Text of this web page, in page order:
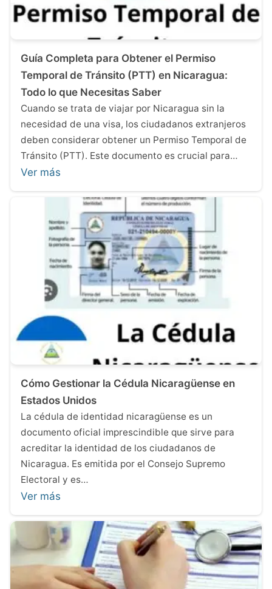
Guía Completa para Obtener el Permiso
Temporal de Tránsito (PTT) en Nicaragua:
Todo lo que Necesitas Saber
Cuando se trata de viajar por Nicaragua sin la
necesidad de una visa, los ciudadanos extranjeros
deben considerar obtener un Permiso Temporal de
Tránsito (PTT). Este documento es crucial para…
Ver más
Cómo Gestionar la Cédula Nicaragüense en
Estados Unidos
La cédula de identidad nicaragüense es un
documento oficial imprescindible que sirve para
acreditar la identidad de los ciudadanos de
Nicaragua. Es emitida por el Consejo Supremo
Electoral y es…
Ver más